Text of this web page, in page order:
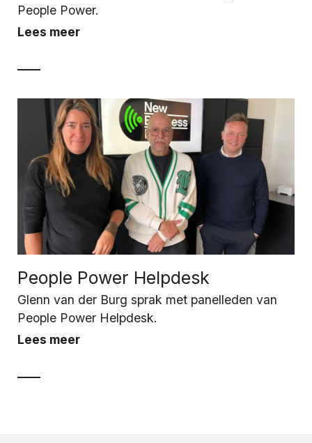
People Power.
Lees meer
People Power Helpdesk
Glenn van der Burg sprak met panelleden van
People Power Helpdesk.
Lees meer